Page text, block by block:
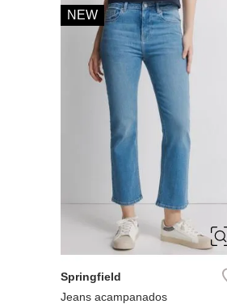
NEW
36
40
44 46
Springfield
Jeans acampanados